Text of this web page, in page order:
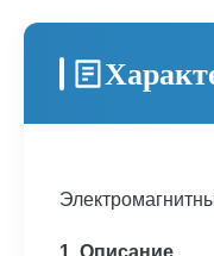
1. Описание